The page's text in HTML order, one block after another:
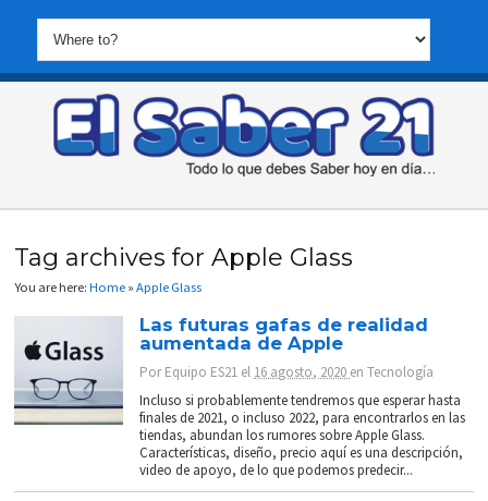
Tag archives for Apple Glass
You are here:Home »Apple Glass
Las futuras gafas de realidad
aumentada de Apple
PorEquipo ES21 el 16 agosto, 2020 enTecnología
Incluso si probablemente tendremos que esperar hasta
finales de 2021, o incluso 2022, para encontrarlos en las
tiendas, abundan los rumores sobre Apple Glass.
Características, diseño, precio aquí es una descripción,
video de apoyo, de lo que podemos predecir...